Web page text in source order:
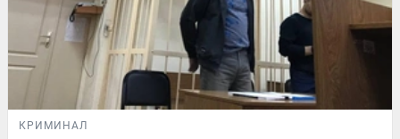
КРИМИНАЛ